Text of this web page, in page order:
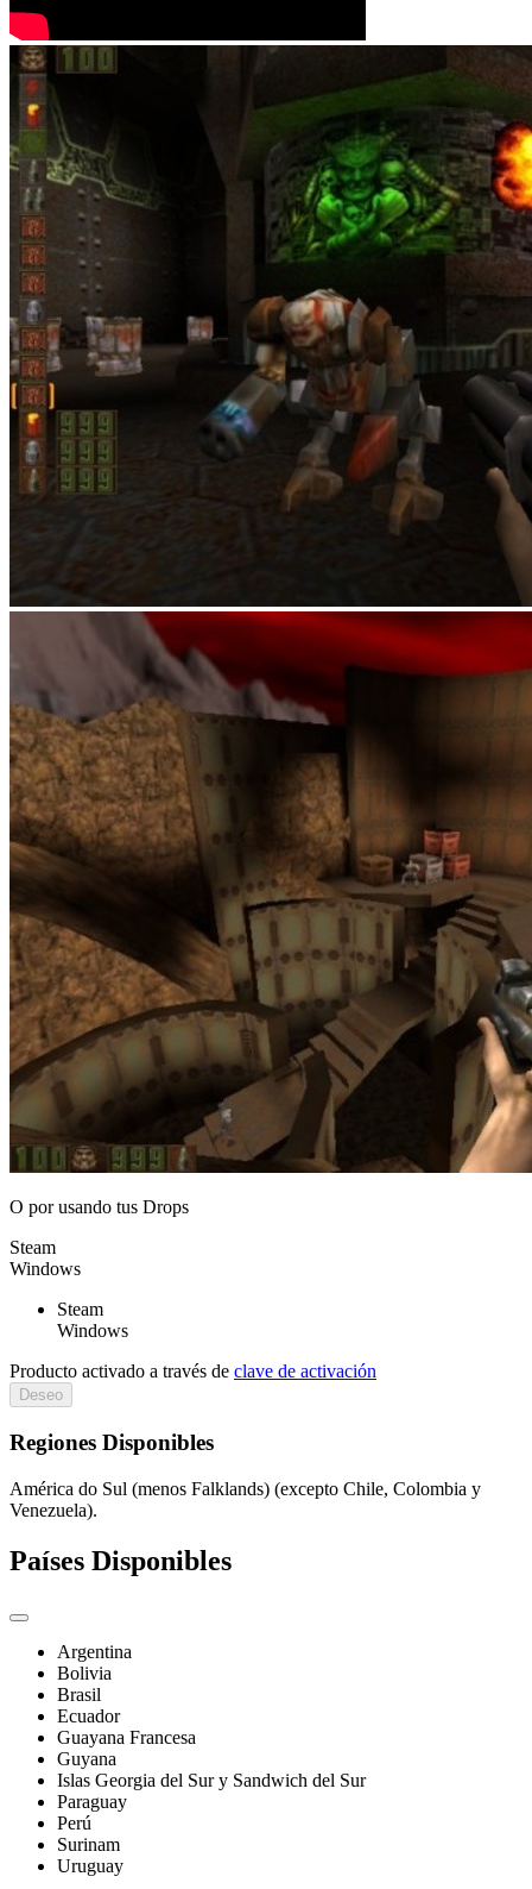
O porusando tus Drops
Steam
Windows
Steam
Windows
Producto activado a través de clave de activación
Deseo
Regiones Disponibles
América do Sul (menos Falklands) (excepto Chile, Colombia y
Venezuela).
Países Disponibles
Argentina
Bolivia
Brasil
Ecuador
Guayana Francesa
Guyana
Islas Georgia del Sur y Sandwich del Sur
Paraguay
Perú
Surinam
Uruguay